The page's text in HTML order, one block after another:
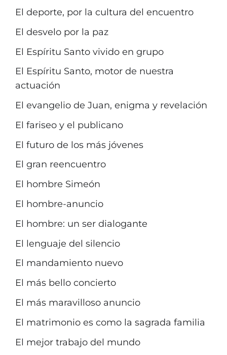
El deporte, por la cultura del encuentro
El desvelo por la paz
El Espíritu Santo vivido en grupo
El Espíritu Santo, motor de nuestra
actuación
El evangelio de Juan, enigma y revelación
El fariseo y el publicano
El futuro de los más jóvenes
El gran reencuentro
El hombre Simeón
El hombre-anuncio
El hombre: un ser dialogante
El lenguaje del silencio
El mandamiento nuevo
El más bello concierto
El más maravilloso anuncio
El matrimonio es como la sagrada familia
El mejor trabajo del mundo